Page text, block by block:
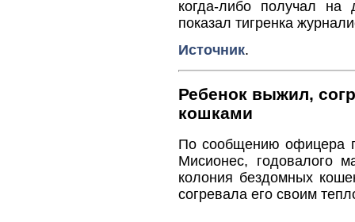
когда-либо получал на
показал тигренка
Источник.
Ребенок выжил,
кошками
По сообщению офицера
Мисионес, годовалого
колония бездомных
согревала его своим